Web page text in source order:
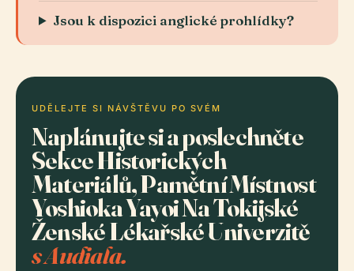
Jsou k dispozici anglické prohlídky?
UDĚLEJTE SI NÁVŠTĚVU PO SVÉM
Naplánujte si a poslechněte
Sekce Historických
Materiálů, Pamětní Místnost
Yoshioka Yayoi Na Tokijské
Ženské Lékařské Univerzitě
s Audiala.